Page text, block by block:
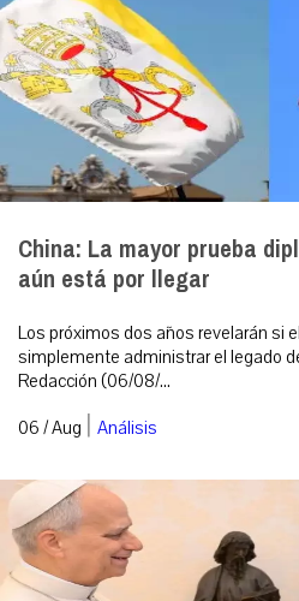
China: La mayor prueba
aún está por llegar
Los próximos dos años revelarán si
simplemente administrar el legado
Redacción (06/08/...
06 / Aug | Análisis